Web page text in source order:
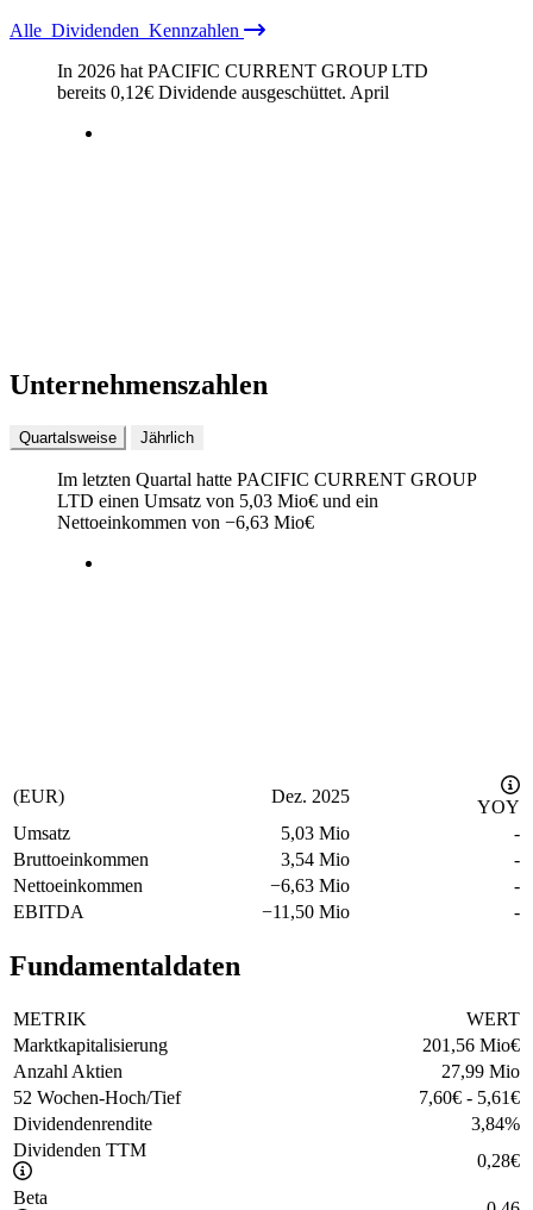
Alle Dividenden Kennzahlen
In 2026 hat PACIFIC CURRENT GROUP LTD
bereits 0,12€ Dividende ausgeschüttet. April
Unternehmenszahlen
Quartalsweise Jährlich
Im letzten Quartal hatte PACIFIC CURRENT GROUP
LTD einen Umsatz von 5,03 Mio€ und ein
Nettoeinkommen von −6,63 Mio€
(EUR) Dez. 2025
YOY
Umsatz
5,03 Mio
-
Bruttoeinkommen
3,54 Mio
-
Nettoeinkommen
−6,63 Mio
-
EBITDA
−11,50 Mio -
Fundamentaldaten
METRIK
WERT
Marktkapitalisierung
201,56 Mio€
Anzahl Aktien
27,99 Mio
52 Wochen-Hoch/Tief
7,60€ - 5,61€
Dividendenrendite
3,84%
Dividenden TTM
0,28€
Beta